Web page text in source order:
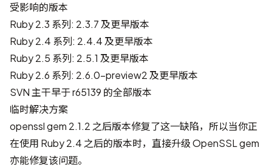
受影响的版本
Ruby 2.3 系列: 2.3.7 及更早版本
Ruby 2.4 系列: 2.4.4 及更早版本
Ruby 2.5 系列: 2.5.1 及更早版本
Ruby 2.6 系列: 2.6.0-preview2 及更早版本
SVN 主干早于 r65139 的全部版本
临时解决方案
openssl gem 2.1.2 之后版本修复了这一缺陷，所以当你正
在使用 Ruby 2.4 之后的版本时，直接升级 OpenSSL gem
亦能修复该问题。